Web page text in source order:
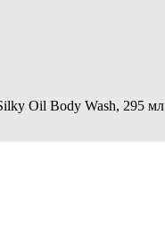
Oil Body Wash, 295 мл